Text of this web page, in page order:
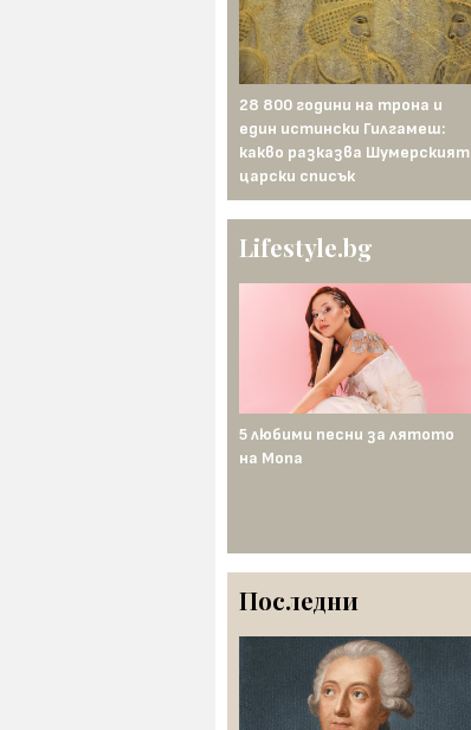
28 800 години на трона и
един истински Гилгамеш:
какво разказва Шумерският
царски списък
Lifestyle.bg
5 любими песни за лятото
на Mona
Последни